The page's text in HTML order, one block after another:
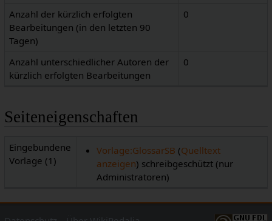
Anzahl der kürzlich erfolgten
Bearbeitungen (in den letzten 90
Tagen)
0
Anzahl unterschiedlicher Autoren der
kürzlich erfolgten Bearbeitungen
0
Seiteneigenschaften
Eingebundene
Vorlage (1)
Vorlage:GlossarSB (Quelltext
anzeigen) schreibgeschützt (nur
Administratoren)